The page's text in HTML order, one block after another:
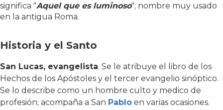
significa "Aquel que es luminoso"; nombre muy usado
en la antigua Roma.
Historia y el Santo
San Lucas, evangelista. Se le atribuye el libro de los
Hechos de los Apóstoles y el tercer evangelio sinóptico.
Se lo describe como un hombre culto y medico de
profesión; acompaña a San Pablo en varias ocasiones.